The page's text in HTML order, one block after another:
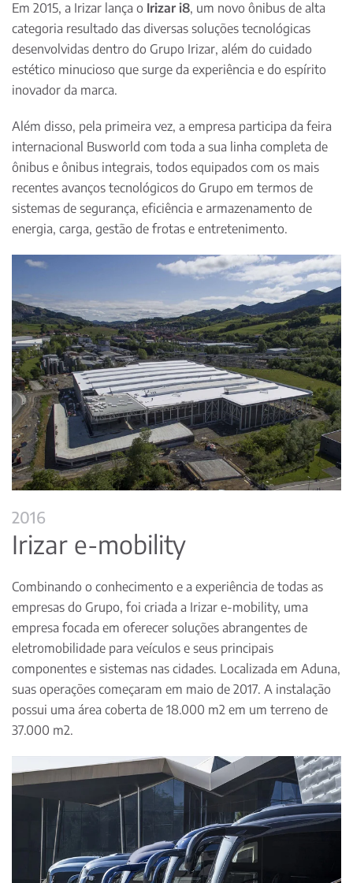
Em 2015, a Irizar lança o Irizar i8, um novo ônibus de alta
categoria resultado das diversas soluções tecnológicas
desenvolvidas dentro do Grupo Irizar, além do cuidado
estético minucioso que surge da experiência e do espírito
inovador da marca.
Além disso, pela primeira vez, a empresa participa da feira
internacional Busworld com toda a sua linha completa de
ônibus e ônibus integrais, todos equipados com os mais
recentes avanços tecnológicos do Grupo em termos de
sistemas de segurança, eficiência e armazenamento de
energia, carga, gestão de frotas e entretenimento.
2016
Irizar e-mobility
Combinando o conhecimento e a experiência de todas as
empresas do Grupo, foi criada a Irizar e-mobility, uma
empresa focada em oferecer soluções abrangentes de
eletromobilidade para veículos e seus principais
componentes e sistemas nas cidades. Localizada em Aduna,
suas operações começaram em maio de 2017. A instalação
possui uma área coberta de 18.000 m2 em um terreno de
37.000 m2.